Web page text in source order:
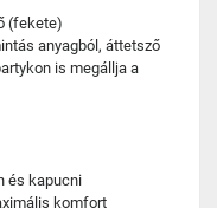
(fekete)
anyagból, áttetsző
is megállja a
és kapucni
komfort